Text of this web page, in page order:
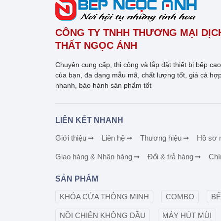
CÔNG TY TNHH THƯƠNG MẠI
THẤT NGỌC ÁNH
Chuyên cung cấp, thi công và lắp đặt thiết bị bếp
của bạn, đa dạng mẫu mã, chất lượng tốt, giá cả
nhanh, bảo hành sản phẩm tốt
LIÊN KẾT NHANH
Giới thiệu Liên hệ Thương hiệu Hồ sơ
Giao hàng & Nhận hàng Đổi & trả hàng
SẢN PHẨM
KHÓA CỬA THÔNG MINH COMBO
NỒI CHIÊN KHÔNG DẦU MÁY HÚT MÙI